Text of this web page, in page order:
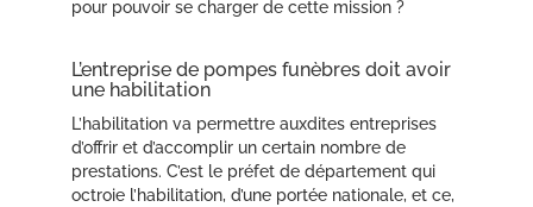
pour pouvoir se charger de cette mission ?
L’entreprise de pompes funèbres doit avoir
une habilitation
L’habilitation va permettre auxdites entreprises
d’offrir et d’accomplir un certain nombre de
prestations. C’est le préfet de département qui
octroie l’habilitation, d’une portée nationale, et ce,